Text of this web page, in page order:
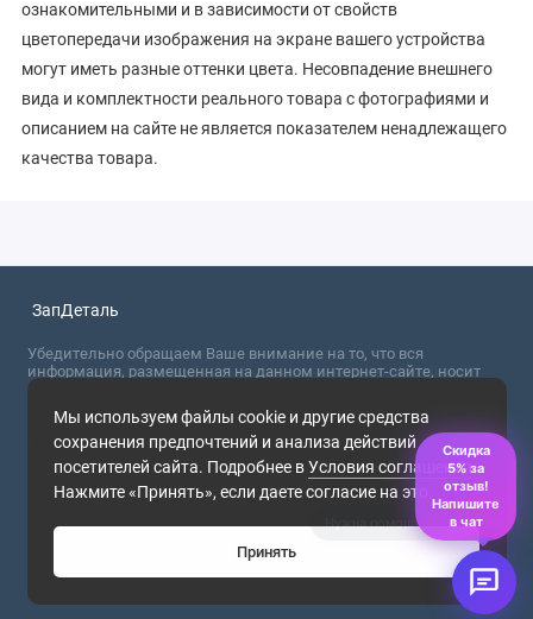
ознакомительными и в зависимости от свойств
цветопередачи изображения на экране вашего устройства
могут иметь разные оттенки цвета. Несовпадение внешнего
вида и комплектности реального товара с фотографиями и
описанием на сайте не является показателем ненадлежащего
качества товара.
Мы используем файлы cookie и другие средства
сохранения предпочтений и анализа действий
посетителей сайта. Подробнее вУсловия соглашения.
Нажмите «Принять», если даете согласие на это.
Принять
ЗапДеталь
Убедительно обращаем Ваше внимание на то, что вся
информация, размещенная на данном интернет-сайте, носит
сугубо информационный характер и не являются публичной
офертой, определяемой положениями Статьи 437 (2) ГК РФ. Для
получения точной информации о стоимости товаров,
пожалуйста, обращайтесь в ближайший офис продаж.
2026
Скидка
5% за
отзыв!
Напишите
в чат